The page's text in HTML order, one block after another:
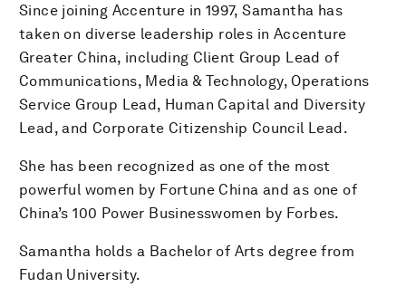
Since joining Accenture in 1997, Samantha has
taken on diverse leadership roles in Accenture
Greater China, including Client Group Lead of
Communications, Media & Technology, Operations
Service Group Lead, Human Capital and Diversity
Lead, and Corporate Citizenship Council Lead.
She has been recognized as one of the most
powerful women by Fortune China and as one of
China’s 100 Power Businesswomen by Forbes.
Samantha holds a Bachelor of Arts degree from
Fudan University.